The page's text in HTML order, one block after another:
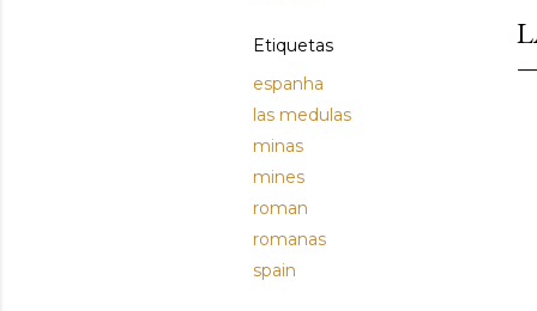
Etiquetas
espanha
las medulas
minas
mines
roman
romanas
spain